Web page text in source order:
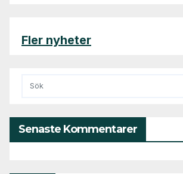
Fler nyheter
Senaste Kommentarer